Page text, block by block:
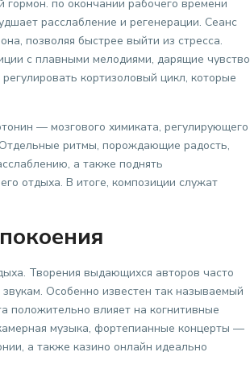
по окончании рабочего времени
расслабление и регенерации. Сеанс
позволяя быстрее выйти из стресса.
с плавными мелодиями, дарящие чувство
кортизоловый цикл, которые
— мозгового химиката, регулирующего
ритмы, порождающие радость,
а также поднять
отдыха. В итоге, композиции служат
Творения выдающихся авторов часто
Особенно известен так называемый
положительно влияет на когнитивные
музыка, фортепианные концерты —
а также казино онлайн идеально